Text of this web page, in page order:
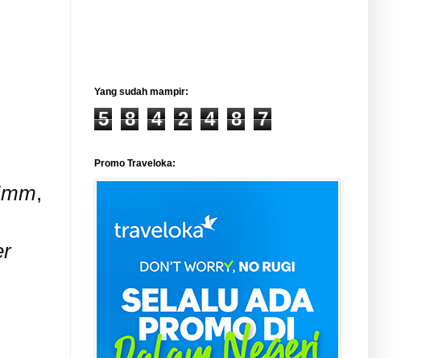
,
Yang sudah mampir:
5 8 4 2 4 8 7
Promo Traveloka: